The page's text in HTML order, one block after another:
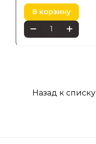
В корзину
Назад к списку